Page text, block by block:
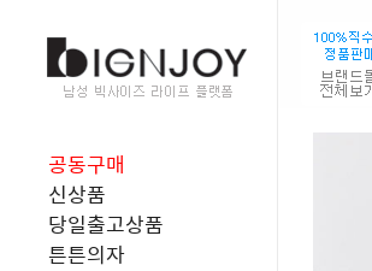
공동구매
신상품
당일출고상품
튼튼의자